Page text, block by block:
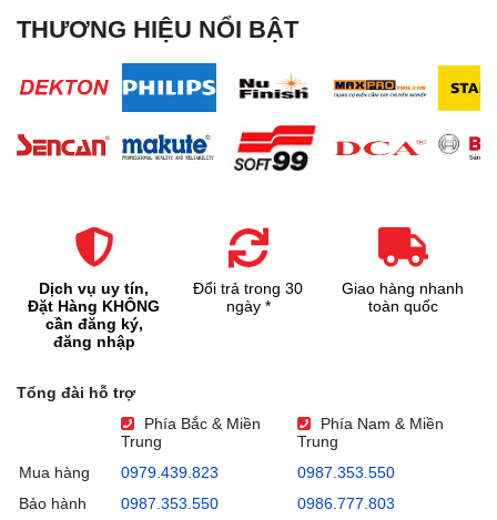
THƯƠNG HIỆU NỔI BẬT
Dịch vụ uy tín,
Đặt Hàng KHÔNG
cần đăng ký,
đăng nhập
Đổi trả trong 30
ngày *
Giao hàng nhanh
toàn quốc
Tổng đài hỗ trợ
Phía Bắc & Miền
Trung
Phía Nam & Miền
Trung
Mua hàng
0979.439.823
0987.353.550
Bảo hành
0987.353.550 0986.777.803